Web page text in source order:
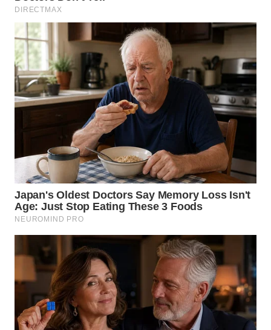
WN
KARAWANG
WN
BEKASI
WN
DEPOK
WN
TAPANULI
UTARA
WN
SAMOSIR
WN
PADANG
LAWAS